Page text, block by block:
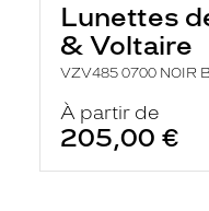
Lunettes
& Voltaire
VZV485 0700 NOIR
À partir de
205,00 €